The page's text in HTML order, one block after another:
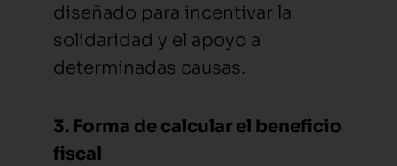
diseñado para incentivar la
solidaridad y el apoyo a
determinadas causas.
3. Forma de calcular el beneficio
fiscal